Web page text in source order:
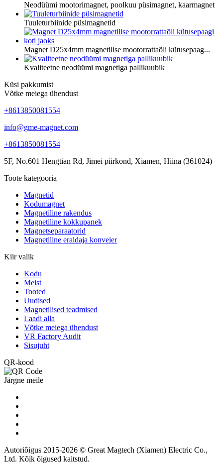
Neodüümi mootorimagnet, poolkuu püsimagnet, kaarmagnet
Tuuleturbiinide püsimagnetid
Magnet D25x4mm magnetilise mootorrattaõli kütusepaag...
Kvaliteetne neodüümi magnetiga pallikuubik
Küsi pakkumist
Võtke meiega ühendust
+8613850081554
info@gme-magnet.com
+8613850081554
5F, No.601 Hengtian Rd, Jimei piirkond, Xiamen, Hiina (361024)
Toote kategooria
Magnetid
Kodumagnet
Magnetiline rakendus
Magnetiline kokkupanek
Magnetseparaatorid
Magnetiline eraldaja konveier
Kiir valik
Kodu
Meist
Tooted
Uudised
Magnetilised teadmised
Laadi alla
Võtke meiega ühendust
VR Factory Audit
Sisujuht
QR-kood
Järgne meile
Autoriõigus 2015-2026 © Great Magtech (Xiamen) Electric Co.,
Ltd. Kõik õigused kaitstud.